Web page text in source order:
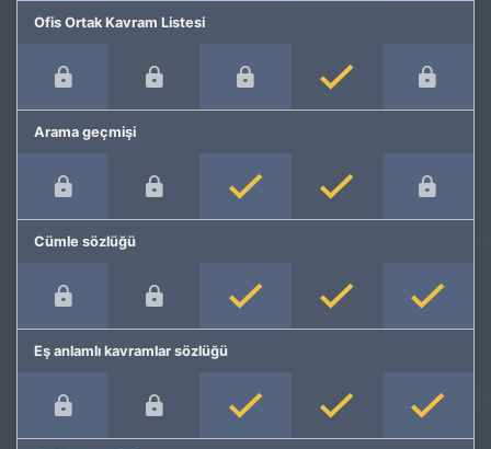
Ofis Ortak Kavram Listesi
Arama geçmişi
Cümle sözlüğü
Eş anlamlı kavramlar sözlüğü